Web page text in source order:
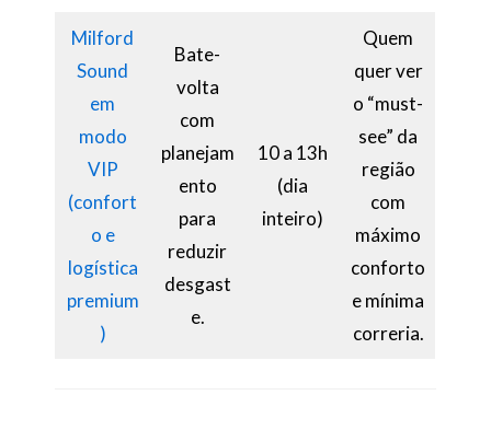
Milford
Sound
em
modo
VIP
(confort
o e
logística
premium
)
Bate-
volta
com
planejam
ento
para
reduzir
desgast
e.
10 a 13h
(dia
inteiro)
Quem
quer ver
o “must-
see” da
região
com
máximo
conforto
e mínima
correria.